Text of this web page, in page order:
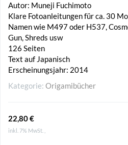
Autor: Muneji Fuchimoto
Klare Fotoanleitungen für ca. 30
Namen wie M497 oder H537,
Gun, Shreds usw
126 Seiten
Text auf Japanisch
Erscheinungsjahr: 2014
Kategorie: Origamibücher
22,80 €
inkl. 7% MwSt. ,